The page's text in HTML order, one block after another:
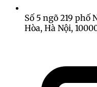
Số 5 ngõ 219 phố
Hòa, Hà Nội,